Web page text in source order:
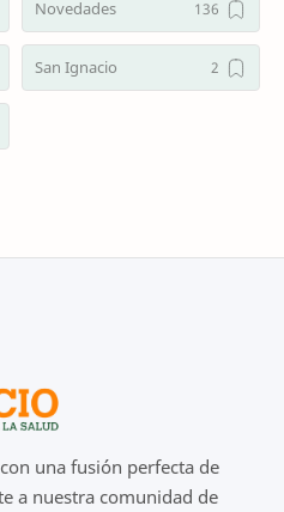
Novedades
San Ignacio
una fusión perfecta de
a nuestra comunidad de